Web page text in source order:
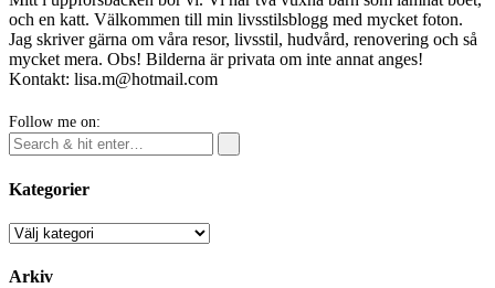
och en katt. Välkommen till min livsstilsblogg med mycket foton.
Jag skriver gärna om våra resor, livsstil, hudvård, renovering och så
mycket mera. Obs! Bilderna är privata om inte annat anges!
Kontakt: lisa.m@hotmail.com
Follow me on:
Kategorier
Kategorier
Arkiv